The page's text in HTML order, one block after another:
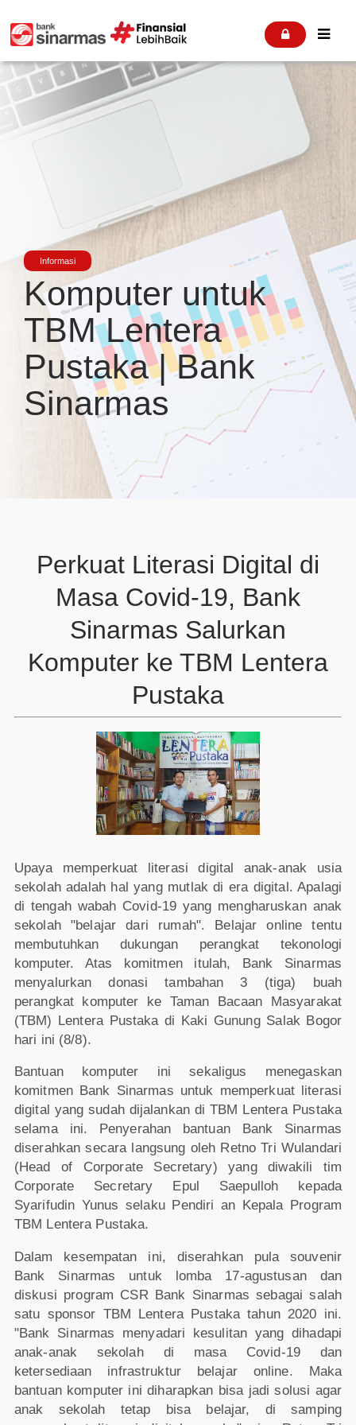
 
Informasi
Komputer untuk
TBM Lentera
Pustaka | Bank
Sinarmas
Perkuat Literasi Digital di
Masa Covid-19, Bank
Sinarmas Salurkan
Komputer ke TBM Lentera
Pustaka
Upaya memperkuat literasi digital anak-anak usia
sekolah adalah hal yang mutlak di era digital. Apalagi
di tengah wabah Covid-19 yang mengharuskan anak
sekolah "belajar dari rumah". Belajar online tentu
membutuhkan dukungan perangkat tekonologi
komputer. Atas komitmen itulah, Bank Sinarmas
menyalurkan donasi tambahan 3 (tiga) buah
perangkat komputer ke Taman Bacaan Masyarakat
(TBM) Lentera Pustaka di Kaki Gunung Salak Bogor
hari ini (8/8).
Bantuan komputer ini sekaligus menegaskan
komitmen Bank Sinarmas untuk memperkuat literasi
digital yang sudah dijalankan di TBM Lentera Pustaka
selama ini. Penyerahan bantuan Bank Sinarmas
diserahkan secara langsung oleh Retno Tri Wulandari
(Head of Corporate Secretary) yang diwakili tim
Corporate Secretary Epul Saepulloh kepada
Syarifudin Yunus selaku Pendiri an Kepala Program
TBM Lentera Pustaka.
Dalam kesempatan ini, diserahkan pula souvenir
Bank Sinarmas untuk lomba 17-agustusan dan
diskusi program CSR Bank Sinarmas sebagai salah
satu sponsor TBM Lentera Pustaka tahun 2020 ini.
"Bank Sinarmas menyadari kesulitan yang dihadapi
anak-anak sekolah di masa Covid-19 dan
ketersediaan infrastruktur belajar online. Maka
bantuan komputer ini diharapkan bisa jadi solusi agar
anak sekolah tetap bisa belajar, di samping